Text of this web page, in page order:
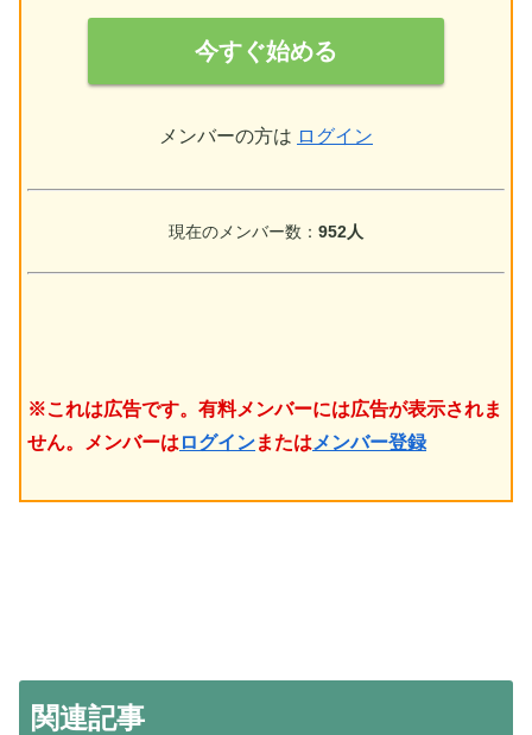
今すぐ始める
メンバーの方は ログイン
現在のメンバー数： 952人
※これは広告です。有料メンバーには広告が表示されま
せん。メンバーは ログインまたは メンバー登録
関連記事